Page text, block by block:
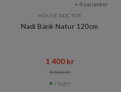
+ 4 varianter
HOUSE DOCTOR
Nadi Bänk Natur 120cm
1 400 kr​​
1 600 kr​​
I lager